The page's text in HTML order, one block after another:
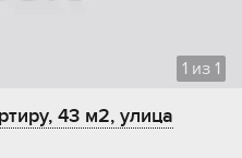
1 из 1
43 м2, улица